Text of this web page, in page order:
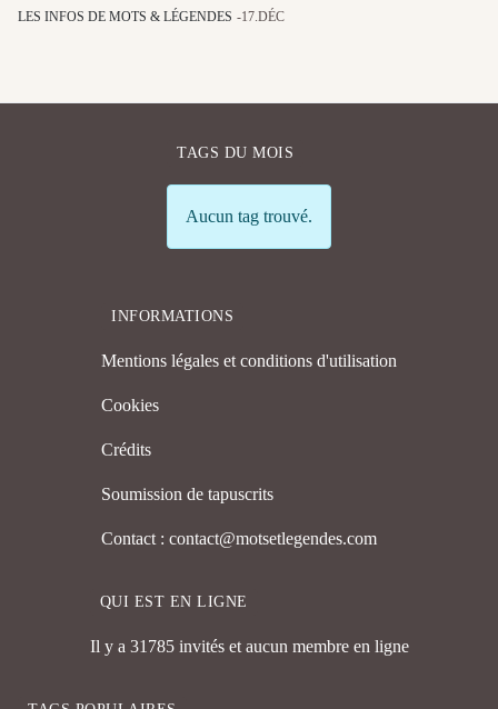
LES INFOS DE MOTS & LÉGENDES 17.DÉC
TAGS DU MOIS
Info
Aucun tag trouvé.
INFORMATIONS
Mentions légales et conditions d'utilisation
Cookies
Crédits
Soumission de tapuscrits
Contact : contact@motsetlegendes.com
QUI EST EN LIGNE
Il y a 31785 invités et aucun membre en ligne